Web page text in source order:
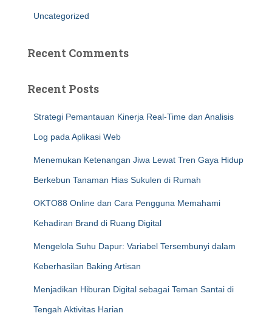
Uncategorized
Recent Comments
Recent Posts
Strategi Pemantauan Kinerja Real-Time dan Analisis
Log pada Aplikasi Web
Menemukan Ketenangan Jiwa Lewat Tren Gaya Hidup
Berkebun Tanaman Hias Sukulen di Rumah
OKTO88 Online dan Cara Pengguna Memahami
Kehadiran Brand di Ruang Digital
Mengelola Suhu Dapur: Variabel Tersembunyi dalam
Keberhasilan Baking Artisan
Menjadikan Hiburan Digital sebagai Teman Santai di
Tengah Aktivitas Harian